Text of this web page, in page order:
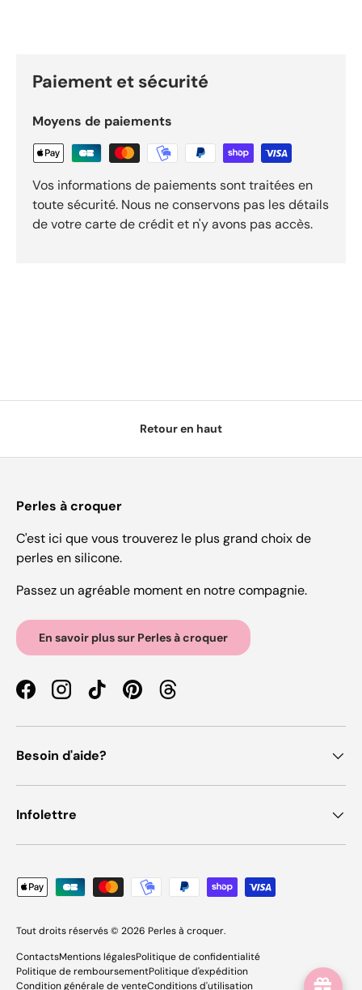
Paiement et sécurité
Moyens de paiements
Vos informations de paiements sont traitées en
toute sécurité. Nous ne conservons pas les détails
de votre carte de crédit et n'y avons pas accès.
Retour en haut
Perles à croquer
C'est ici que vous trouverez le plus grand choix de
perles en silicone.
Passez un agréable moment en notre compagnie.
En savoir plus sur Perles à croquer
FacebookInstagramTikTokPinterestThreads
Besoin d'aide?
Infolettre
Moyens de paiement acceptés
Tout droits réservés © 2026 Perles à croquer.
ContactsMentions légalesPolitique de confidentialité
Politique de remboursementPolitique d'expédition
Condition générale de venteConditions d'utilisation